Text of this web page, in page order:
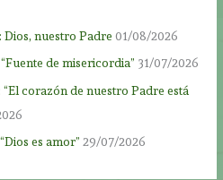
Dios, nuestro Padre 01/08/2026
de misericordia” 31/07/2026
corazón de nuestro Padre está
es amor” 29/07/2026